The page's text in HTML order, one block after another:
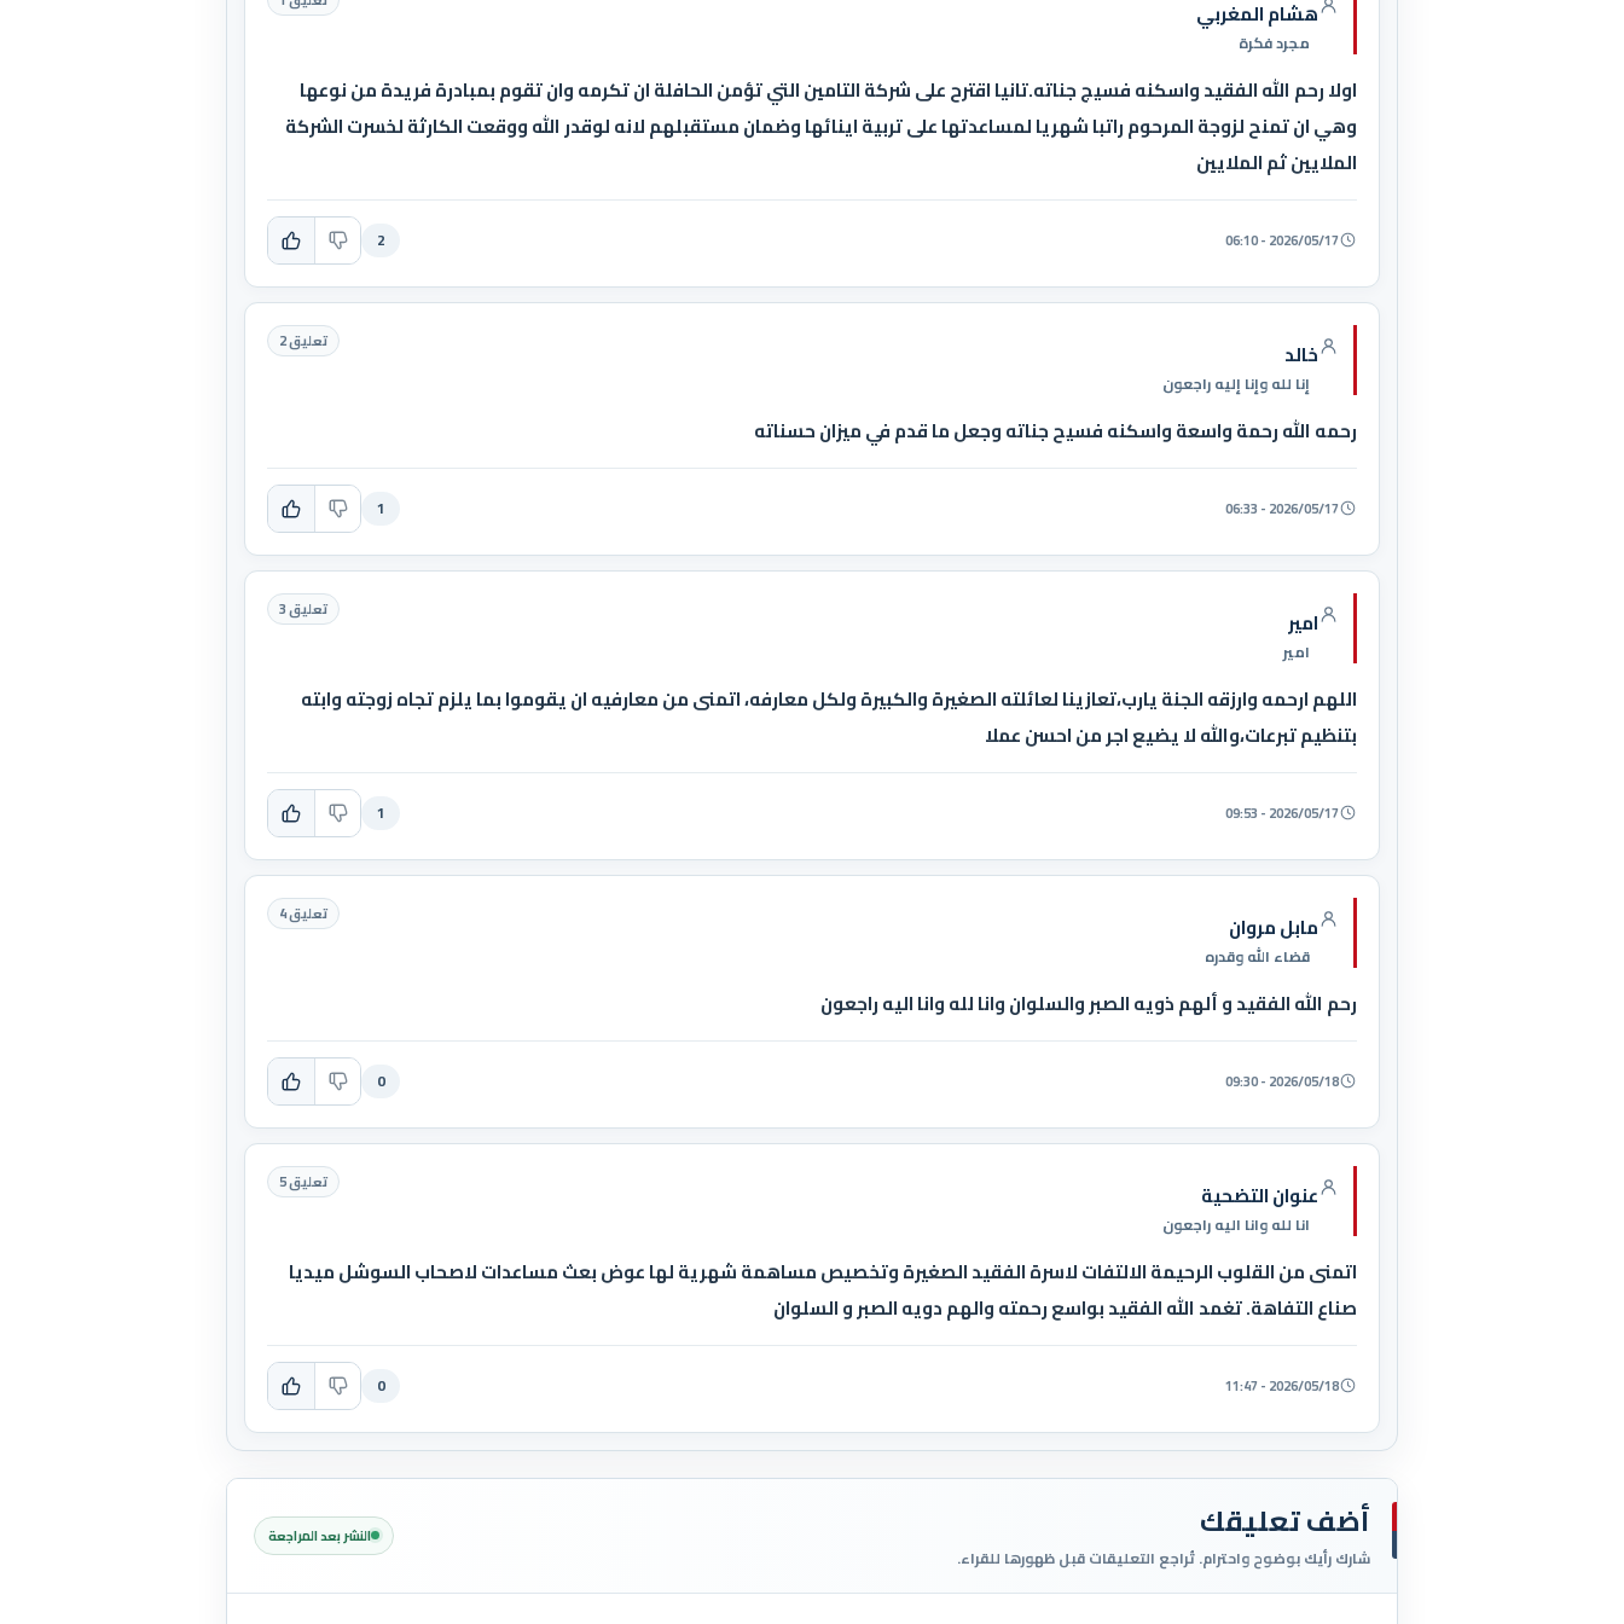
هشام المغربي
مجرد فكرة
اولا رحم الله الفقيد واسكنه فسيج جناته.تانيا اقترح على شركة التامين التي تؤمن الحافلة ان تكرمه وان تقوم بمبادرة فريدة من نوعها
وهي ان تمنح لزوجة المرحوم راتبا شهريا لمساعدتها على تربية اينائها وضمان مستقبلهم لانه لوقدر الله ووقعت الكارثة لخسرت الشركة
الملايين ثم الملايين
2026/05/17 - 06:10
2
خالد
إنا لله وإنا إليه راجعون
تعليق 2
رحمه الله رحمة واسعة واسكنه فسيح جناته وجعل ما قدم في ميزان حسناته
2026/05/17 - 06:33
1
امير
امير
تعليق 3
اللهم ارحمه وارزقه الجنة يارب،تعازينا لعائلته الصغيرة والكبيرة ولكل معارفه، اتمنى من معارفيه ان يقوموا بما يلزم تجاه زوجته وابته
بتنظيم تبرعات،والله لا يضيع اجر من احسن عملا
2026/05/17 - 09:53
1
مابل مروان
قضاء الله وقدره
تعليق 4
رحم الله الفقيد و ألهم ذويه الصبر والسلوان وانا لله وانا اليه راجعون
2026/05/18 - 09:30
0
عنوان التضحية
انا لله وانا اليه راجعون
تعليق 5
اتمنى من القلوب الرحيمة الالتفات لاسرة الفقيد الصغيرة وتخصيص مساهمة شهرية لها عوض بعث مساعدات لاصحاب السوشل ميديا
صناع التفاهة. تغمد الله الفقيد بواسع رحمته والهم دويه الصبر و السلوان
2026/05/18 - 11:47
0
أضف تعليقك
شارك رأيك بوضوح واحترام. تُراجع التعليقات قبل ظهورها للقراء.
النشر بعد المراجعة